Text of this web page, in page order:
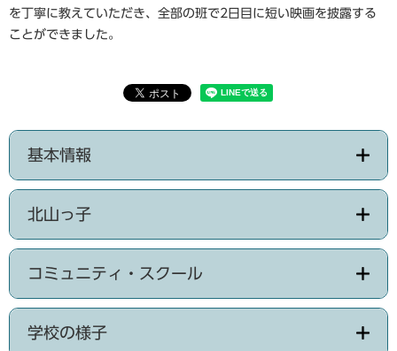
を丁寧に教えていただき、 全部の班で2日目に短い映画を披露する
ことができました。
基本情報
北山っ子
コミュニティ・スクール
学校の様子